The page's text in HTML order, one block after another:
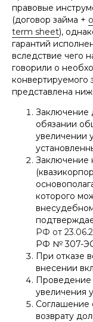
правовые
(договор займа +
term sheet),
гарантий
вследствие чего
говорили о
конвертируемого
представлена
Заключение
обязании
увеличении
Заключение
которого
РФ от
РФ № 307-
При отказе
внесении
увеличения
Соглашение
возврату